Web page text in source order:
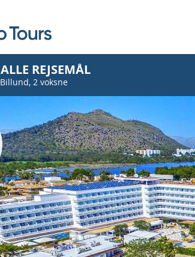
ALLE REJSEMÅL
Billund, 2 voksne